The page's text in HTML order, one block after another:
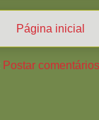
Página inicial
Postar